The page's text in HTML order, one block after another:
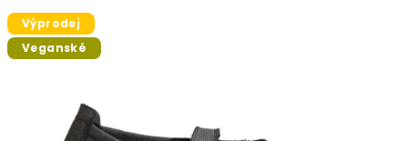
produktu
je
0,0
hvězdiček.
Výprodej
Veganské